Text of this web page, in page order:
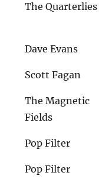
The Quarterlies
Dave Evans
Scott Fagan
The Magnetic
Fields
Pop Filter
Pop Filter